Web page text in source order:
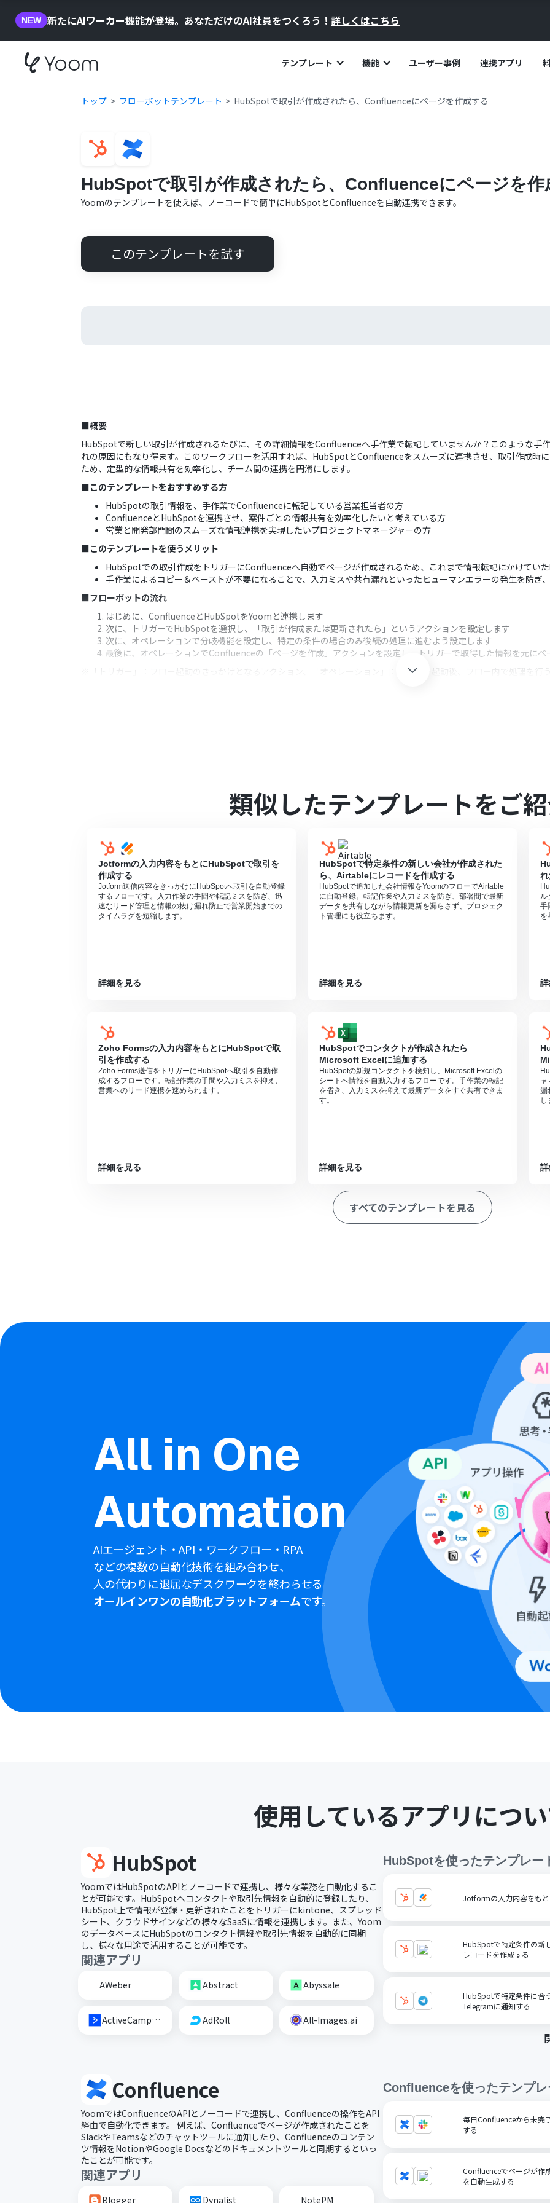
NEW 新たにAIワーカー機能が登場。あなただけのAI社員をつくろう！ 詳しくはこちら
テンプレート 機能 ユーザー事例 連携アプリ
トップ フローボットテンプレート HubSpotで取引が作成されたら、Confluenceにページを作成する
HubSpotで取引が作成されたら、Confluenceにページを作
Yoomのテンプレートを使えば、ノーコードで簡単にHubSpotとConfluenceを自動連携できます。
このテンプレートを試す
■概要
HubSpotで新しい取引が作成されるたびに、その詳細情報をConfluenceへ手作業で転記していませんか？このような手
れの原因にもなり得ます。このワークフローを活用すれば、HubSpotとConfluenceをスムーズに連携させ、取引作成時
ため、定型的な情報共有を効率化し、チーム間の連携を円滑にします。
■このテンプレートをおすすめする方
HubSpotの取引情報を、手作業でConfluenceに転記している営業担当者の方
ConfluenceとHubSpotを連携させ、案件ごとの情報共有を効率化したいと考えている方
営業と開発部門間のスムーズな情報連携を実現したいプロジェクトマネージャーの方
■このテンプレートを使うメリット
HubSpotでの取引作成をトリガーにConfluenceへ自動でページが作成されるため、これまで情報転記にかけてい
手作業によるコピー＆ペーストが不要になることで、入力ミスや共有漏れといったヒューマンエラーの発生を防ぎ
■フローボットの流れ
はじめに、ConfluenceとHubSpotをYoomと連携します
次に、トリガーでHubSpotを選択し、「取引が作成または更新されたら」というアクションを設定します
次に、オペレーションで分岐機能を設定し、特定の条件の場合のみ後続の処理に進むよう設定します
最後に、オペレーションでConfluenceの「ページを作成」アクションを設定し、トリガーで取得した情報を元にペ
※「トリガー」：フロー起動のきっかけとなるアクション、「オペレーション」：トリガー起動後、フロー内で処理を行
分岐はミニプラン以上のプランでご利用いただける機能（オペレーション）となっております。フリープランの
エラーとなりますので、ご注意ください。
ミニプランなどの有料プランは、2週間の無料トライアルを行うことが可能です。無料トライアル中には制限対象
類似したテンプレートをご
Jotformの入力内容をもとにHubSpotで取引を
作成する
Jotform送信内容をきっかけにHubSpotへ取引を自動登録
するフローです。入力作業の手間や転記ミスを防ぎ、迅
速なリード管理と情報の抜け漏れ防止で営業開始までの
タイムラグを短縮します。
詳細を見る
HubSpotで特定条件の新しい会社が作成された
ら、Airtableにレコードを作成する
HubSpotで追加した会社情報をYoomのフローでAirtable
に自動登録。転記作業や入力ミスを防ぎ、部署間で最新
データを共有しながら情報更新を漏らさず、プロジェク
ト管理にも役立ちます。
詳細を見る
ル
手
を
Zoho Formsの入力内容をもとにHubSpotで取
引を作成する
Zoho Forms送信をトリガーにHubSpotへ取引を自動作
成するフローです。転記作業の手間や入力ミスを抑え、
営業へのリード連携を速められます。
詳細を見る
HubSpotでコンタクトが作成されたら
Microsoft Excelに追加する
HubSpotの新規コンタクトを検知し、Microsoft Excelの
シートへ情報を自動入力するフローです。手作業の転記
を省き、入力ミスを抑えて最新データをすぐ共有できま
す。
詳細を見る
漏
し
すべてのテンプレートを見る
All in One
Automation
AIエージェント・API・ワークフロー・RPA
などの複数の自動化技術を組み合わせ、
人の代わりに退屈なデスクワークを終わらせる
オールインワンの自動化プラットフォームです。
使用しているアプリにつ
HubSpot
YoomではHubSpotのAPIとノーコードで連携し、様々な業務を自動化するこ
とが可能です。HubSpotへコンタクトや取引先情報を自動的に登録したり、
HubSpot上で情報が登録・更新されたことをトリガーにkintone、スプレッド
シート、クラウドサインなどの様々なSaaSに情報を連携します。また、Yoom
のデータベースにHubSpotのコンタクト情報や取引先情報を自動的に同期
し、様々な用途で活用することが可能です。
関連アプリ
AWeber Abstract Abyssale
ActiveCampaign AdRoll All-Images.ai
HubSpotを使ったテンプレー
Jotformの入力内容をも
HubSpotで特定条件の新
レコードを作成する
HubSpotで特定条件に合
Telegramに通知する
Confluence
YoomではConfluenceのAPIとノーコードで連携し、Confluenceの操作をAPI
経由で自動化できます。 例えば、Confluenceでページが作成されたことを
SlackやTeamsなどのチャットツールに通知したり、Confluenceのコンテン
ツ情報をNotionやGoogle Docsなどのドキュメントツールと同期するといっ
たことが可能です。
関連アプリ
Blogger Dynalist NotePM
Confluenceを使ったテンプ
毎日Confluenceから未完
する
Confluenceでページが作
を自動生成する